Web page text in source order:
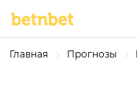
Главная Прогнозы